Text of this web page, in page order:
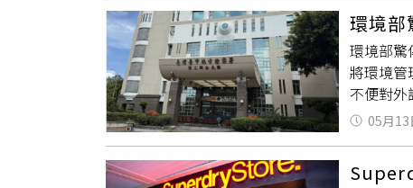
東麗(34)、程秀蘭(35) ；宜蘭
楊淑芬(37)、李
(40)；新北地檢 黃彥琿(40)；橋頭地檢 李奇哲(40)；基隆地檢 王亞
(41)；臺北地檢 黃紋綦(41)、徐則賢(41)；臺中地檢 李毓珮(42) ；高雄
仁(43) ；臺南地檢 林朝文(43) ；高雄地檢 林志祐(43) ；橋頭地檢 顏郁山(43) 、士林地檢 王啟旭(43)、臺南地檢 周盟翔
環境
環境部驚
將環境管
不便對外
05月13